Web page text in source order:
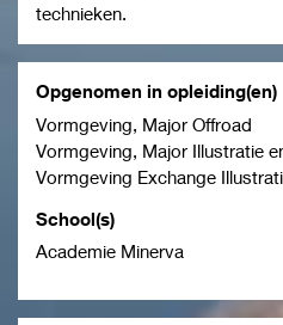
technieken.
Opgenomen in opleiding(en)
Vormgeving, Major Offroad
Vormgeving, Major Illustratie
Vormgeving Exchange
School(s)
Academie Minerva